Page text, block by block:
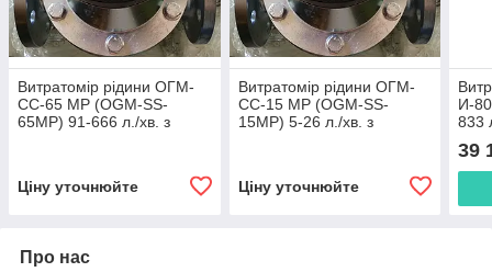
Витратомір рідини ОГМ-
СС-65 МР (OGM-SS-
65MP) 91-666 л./хв. з
Ціну уточнюйте
Витратомір рідини ОГМ-
СС-15 МР (OGM-SS-
15MP) 5-26 л./хв. з
Ціну уточнюйте
И-
833
39
Про нас